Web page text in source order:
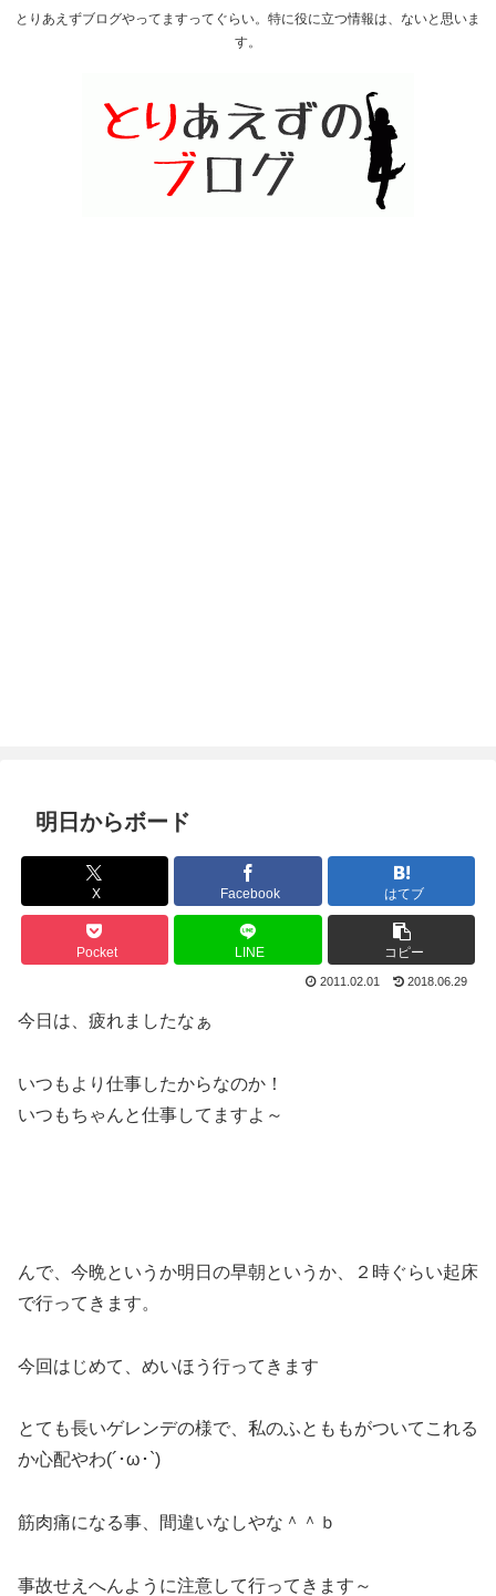
とりあえずブログやってますってぐらい。特に役に立つ情報は、ないと思いま
す。
明日からボード
X Facebook はてブ
Pocket LINE コピー
2011.02.01 2018.06.29
今日は、疲れましたなぁ
いつもより仕事したからなのか！
いつもちゃんと仕事してますよ～
んで、今晩というか明日の早朝というか、２時ぐらい起床
で行ってきます。
今回はじめて、めいほう行ってきます
とても長いゲレンデの様で、私のふとももがついてこれる
か心配やわ(´･ω･`)
筋肉痛になる事、間違いなしやな＾＾ｂ
事故せえへんように注意して行ってきます～